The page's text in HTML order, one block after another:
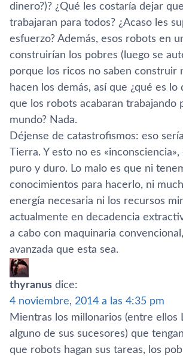
dinero?)? ¿Qué les costarí­a dejar
trabajaran para todos? ¿Acaso les
esfuerzo? Además, esos robots en
construirí­an los pobres (luego se
porque los ricos no saben construir
hacen los demás, así­ que ¿qué es lo
que los robots acabaran trabajando
mundo? Nada.
Déjense de catastrofismos: eso
Tierra. Y esto no es
puro y duro. Lo malo es que ni
conocimientos para hacerlo, ni
energí­a necesaria ni los recursos
actualmente en decadencia
a cabo con maquinaria
avanzada que esta sea.
thyranus dice:
4 noviembre, 2014 a las 4:35 pm
Mientras los millonarios (entre ellos
alguno de sus sucesores) que
que robots hagan sus tareas, los